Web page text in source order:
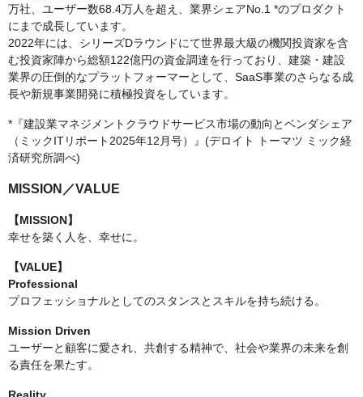
万社、ユーザー数68.4万人を超え、業界シェアNo.1 *のプロダクト
にまで成長しています。
2022年には、シリーズDラウンドにて世界最大級の機関投資家を含
む投資家陣から総額122億円の資金調達を行っており、建築・建設
業界の圧倒的なプラットフォーマーとして、SaaS事業のさらなる成
長や新規事業開発に積極投資をしています。
*『建設業マネジメントクラウドサービス市場の動向とベンダシェア
（ミックITリポート2025年12月号）』(デロイト トーマツ ミック経
済研究所調べ)
MISSION／VALUE
【MISSION】
幸せを築く人を、幸せに。
【VALUE】
Professional
プロフェッショナルとしてのスタンスとスキルを持ち続ける。
Mission Driven
ユーザーと顧客に愛され、共創する精神で、社会や業界の未来を創
る責任を果たす。